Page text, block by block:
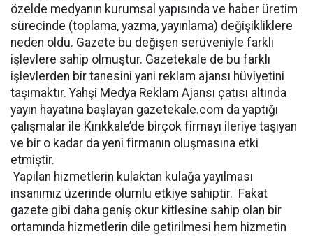
özelde medyanın kurumsal yapısında ve haber üretim
sürecinde (toplama, yazma, yayınlama) değişikliklere
neden oldu. Gazete bu değişen serüveniyle farklı
işlevlere sahip olmuştur. Gazetekale de bu farklı
işlevlerden bir tanesini yani reklam ajansı hüviyetini
taşımaktır. Yahşi Medya Reklam Ajansı çatısı altında
yayın hayatına başlayan gazetekale.com da yaptığı
çalışmalar ile Kırıkkale’de birçok firmayı ileriye taşıyan
ve bir o kadar da yeni firmanın oluşmasına etki
etmiştir.
Yapılan hizmetlerin kulaktan kulağa yayılması
insanımız üzerinde olumlu etkiye sahiptir. Fakat
gazete gibi daha geniş okur kitlesine sahip olan bir
ortamında hizmetlerin dile getirilmesi hem hizmetin